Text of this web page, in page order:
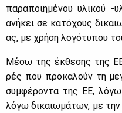
πα­ρα­ποι­η­μέ­νου υλι­κού -
ανή­κει σε κα­τό­χους
ας, με χρή­ση λο­γό­τυ­που
Μέ­σω της έκ­θε­σης της
ρές που προ­κα­λούν τη
συμ­φέ­ρο­ντα της ΕΕ,
λό­γω δι­καιω­μά­των, με